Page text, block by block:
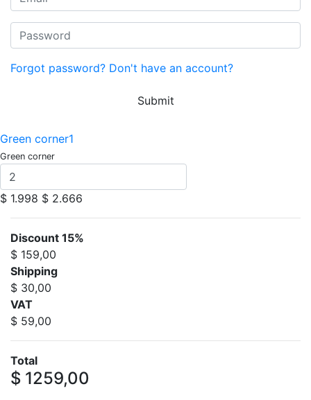
Forgot password? Don't have an account?
Submit
Green corner1
Green corner
$ 1.998 $ 2.666
Discount 15%
$ 159,00
Shipping
$ 30,00
VAT
$ 59,00
Total
$ 1259,00